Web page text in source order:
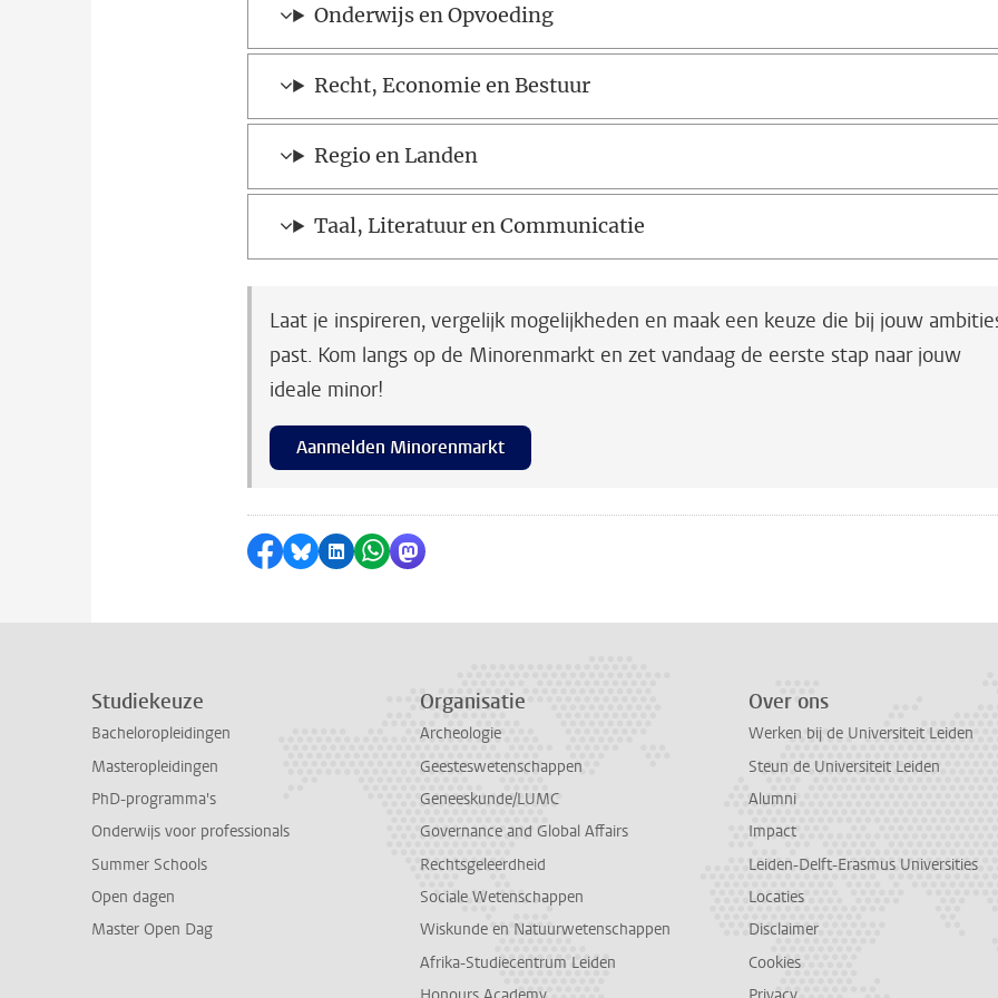
Onderwijs en Opvoeding
Recht, Economie en Bestuur
Regio en Landen
Taal, Literatuur en Communicatie
Laat je inspireren, vergelijk mogelijkheden en maak een keuze die bij jouw
past. Kom langs op de Minorenmarkt en zet vandaag de eerste stap naar jouw
ideale minor!
Aanmelden Minorenmarkt
Delen op Facebook
Delen via Bluesky
Delen op LinkedIn
Delen via WhatsApp
Delen via Mastodon
Studiekeuze
Bacheloropleidingen
Masteropleidingen
PhD-programma's
Onderwijs voor professionals
Summer Schools
Open dagen
Master Open Dag
Organisatie
Archeologie
Geesteswetenschappen
Geneeskunde/LUMC
Governance and Global Affairs
Rechtsgeleerdheid
Sociale Wetenschappen
Wiskunde en Natuurwetenschappen
Afrika-Studiecentrum Leiden
Over ons
Werken bij de Universiteit Leiden
Steun de Universiteit Leiden
Alumni
Impact
Leiden-Delft-Erasmus Universities
Locaties
Disclaimer
Cookies